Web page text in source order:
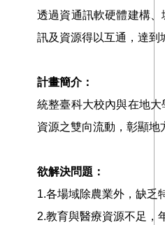
透過資通訊軟硬體建構
訊及資源得以互通，達到
計畫簡介：
統整臺科大校內與在地
資源之雙向流動，彰顯
欲解決問題：
1.各場域除農業外，缺乏
2.教育與醫療資源不足，